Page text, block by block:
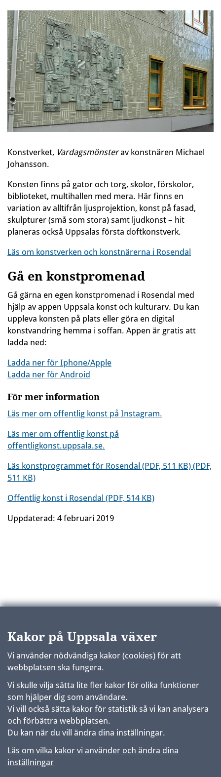
Konstverket, Vardagsmönsterav konstnären Michael
Johansson.
Konsten finns på gator och torg, skolor, förskolor,
biblioteket, multihallen med mera. Här finns en
variation av alltifrån ljusprojektion, konst på fasad,
skulpturer (små som stora) samt ljudkonst – hit
planeras också Uppsalas första doftkonstverk.
Läs om konstverken och konstnärerna i Rosendal
Gå en konstpromenad
Gå gärna en egen konstpromenad i Rosendal med
hjälp av appen Uppsala konst och kulturarv. Du kan
uppleva konsten på plats eller göra en digital
konstvandring hemma i soffan. Appen är gratis att
ladda ned:
Ladda ner för Iphone/Apple
Ladda ner för Android
För mer information
Läs mer om offentlig konst på Instagram.
Läs mer om offentlig konst på
offentligkonst.uppsala.se.
Läs konstprogrammet för Rosendal (PDF, 511 KB) (PDF,
511 KB)
Offentlig konst i Rosendal (PDF, 514 KB)
Uppdaterad: 4 februari 2019
Kakor på Uppsala växer
Vi använder nödvändiga kakor (cookies) för att
webbplatsen ska fungera.
Vi skulle vilja sätta lite fler kakor för olika funktioner
som hjälper dig som användare.
Vi vill också sätta kakor för statistik så vi kan analysera
och förbättra webbplatsen.
Du kan när du vill ändra dina inställningar.
Läs om vilka kakor vi använder och ändra dina
inställningar